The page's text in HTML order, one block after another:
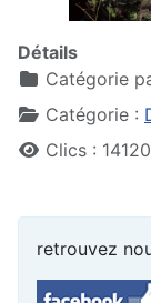
Détails
Catégorie
Catégorie :
Clics : 14120
retrouvez